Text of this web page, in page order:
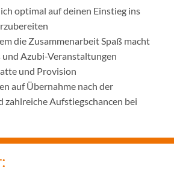
optimal auf deinen Einstieg ins
die Zusammenarbeit Spaß macht
Azubi-Veranstaltungen
und Provision
auf Übernahme nach der
zahlreiche Aufstiegschancen bei